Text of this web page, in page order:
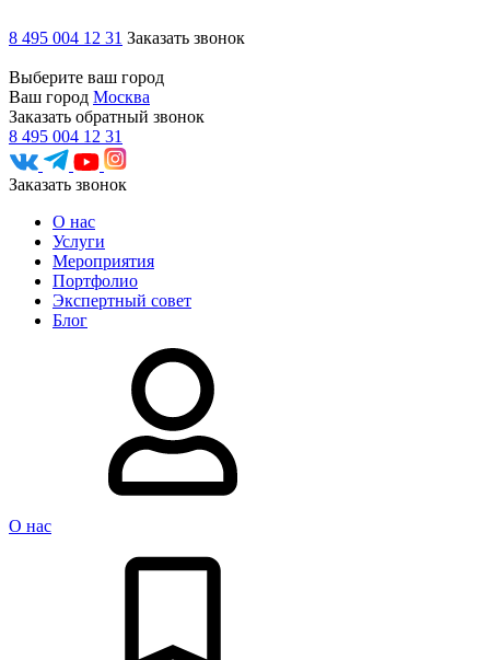
8 495 004 12 31 Заказать звонок
Выберите ваш город
Ваш город Москва
Заказать обратный звонок
8 495 004 12 31
Заказать звонок
О нас
Услуги
Мероприятия
Портфолио
Экспертный совет
Блог
О нас